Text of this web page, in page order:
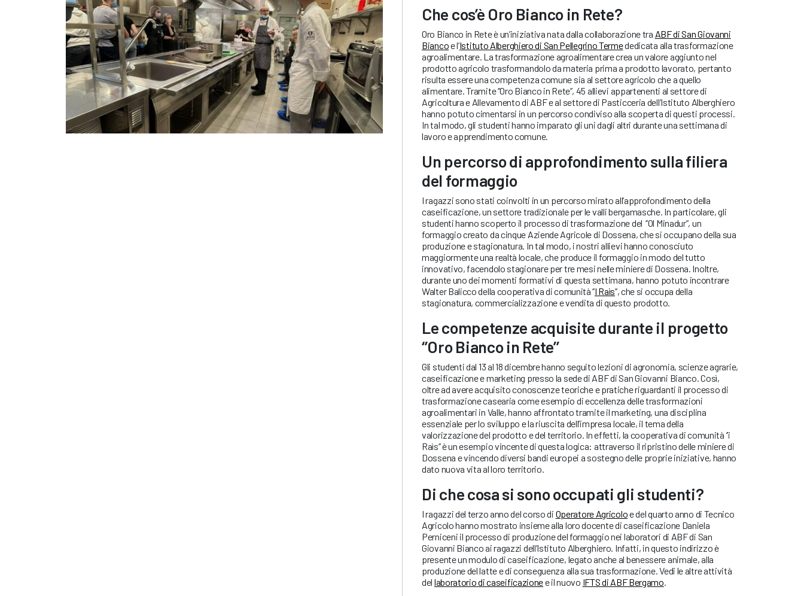
Che cos’è Oro Bianco in Rete?
Oro Bianco in Rete è un’iniziativa nata dalla collaborazione tra ABF di San Giovanni
Biancoe l’Istituto Alberghiero di San Pellegrino Termededicata alla trasformazione
agroalimentare. La trasformazione agroalimentare crea un valore aggiunto nel
prodotto agricolo trasformandolo da materia prima a prodotto lavorato, pertanto
risulta essere una competenza comune sia al settore agricolo che a quello
alimentare. Tramite ‘’Oro Bianco in Rete’’, 45 allievi appartenenti al settore di
Agricoltura e Allevamento di ABF e al settore di Pasticceria dell’Istituto Alberghiero
hanno potuto cimentarsi in un percorso condiviso alla scoperta di questi processi.
In tal modo, gli studenti hanno imparato gli uni dagli altri durante una settimana di
lavoro e apprendimento comune.
Un percorso di approfondimento sulla filiera
del formaggio
I ragazzi sono stati coinvolti in un percorso mirato all’approfondimento della
caseificazione, un settore tradizionale per le valli bergamasche. In particolare, gli
studenti hanno scoperto il processo di trasformazione del ‘’Ol Minadur”, un
formaggio creato da cinque Aziende Agricole di Dossena, che si occupano della sua
produzione e stagionatura. In tal modo, i nostri allievi hanno conosciuto
maggiormente una realtà locale, che produce il formaggio in modo del tutto
innovativo, facendolo stagionare per tre mesi nelle miniere di Dossena. Inoltre,
durante uno dei momenti formativi di questa settimana, hanno potuto incontrare
Walter Balicco della cooperativa di comunità ‘’I Raìs’’, che si occupa della
stagionatura, commercializzazione e vendita di questo prodotto.
Le competenze acquisite durante il progetto
‘’Oro Bianco in Rete’’
Gli studenti dal 13 al 18 dicembre hanno seguito lezioni di agronomia, scienze agrarie,
caseificazione e marketing presso la sede di ABF di San Giovanni Bianco. Così,
oltre ad avere acquisito conoscenze teoriche e pratiche riguardanti il processo di
trasformazione casearia come esempio di eccellenza delle trasformazioni
agroalimentari in Valle, hanno affrontato tramite il marketing, una disciplina
essenziale per lo sviluppo e la riuscita dell’impresa locale, il tema della
valorizzazione del prodotto e del territorio. In effetti, la cooperativa di comunità ‘’i
Raìs’’ è un esempio vincente di questa logica: attraverso il ripristino delle miniere di
Dossena e vincendo diversi bandi europei a sostegno delle proprie iniziative, hanno
dato nuova vita al loro territorio.
Di che cosa si sono occupati gli studenti?
I ragazzi del terzo anno del corso di Operatore Agricoloe del quarto anno di Tecnico
Agricolo hanno mostrato insieme alla loro docente di caseificazione Daniela
Perniceni il processo di produzione del formaggio nei laboratori di ABF di San
Giovanni Bianco ai ragazzi dell’Istituto Alberghiero. Infatti, in questo indirizzo è
presente un modulo di caseificazione, legato anche al benessere animale, alla
produzione del latte e di conseguenza alla sua trasformazione. Vedi le altre attività
del laboratorio di caseificazionee il nuovo IFTS di ABF Bergamo